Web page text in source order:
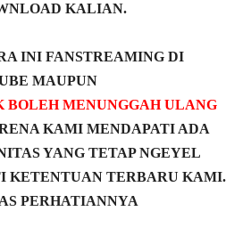
KALIAN.
INI FANSTREAMING DI
MAUPUN
BOLEH MENUNGGAH ULANG
KAMI MENDAPATI ADA
YANG TETAP NGEYEL
KETENTUAN TERBARU KAMI.
PERHATIANNYA